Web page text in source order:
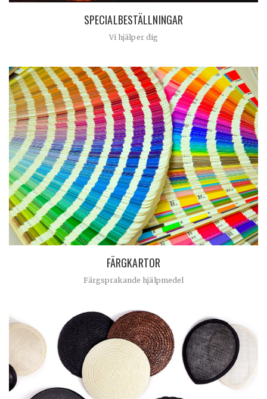
SPECIALBESTÄLLNINGAR
Vi hjälper dig
FÄRGKARTOR
Färgsprakande hjälpmedel